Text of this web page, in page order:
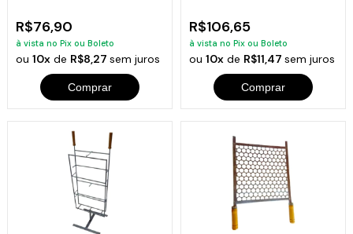
R$76,90
à vista no Pix ou Boleto
ou10x de R$8,27sem juros
Comprar
R$106,65
à vista no Pix ou Boleto
ou 10xde R$11,47 sem juros
Comprar